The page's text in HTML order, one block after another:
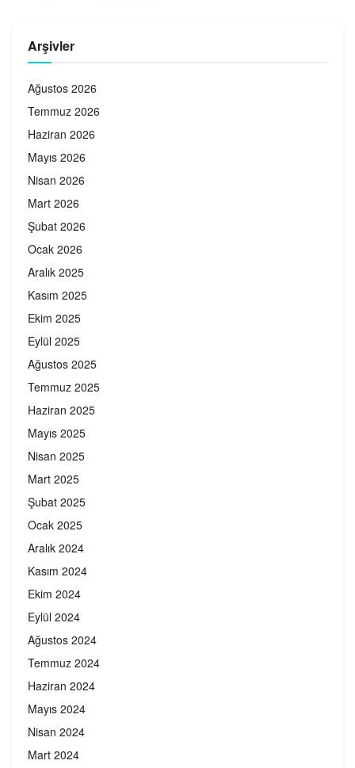
Arşivler
Ağustos 2026
Temmuz 2026
Haziran 2026
Mayıs 2026
Nisan 2026
Mart 2026
Şubat 2026
Ocak 2026
Aralık 2025
Kasım 2025
Ekim 2025
Eylül 2025
Ağustos 2025
Temmuz 2025
Haziran 2025
Mayıs 2025
Nisan 2025
Mart 2025
Şubat 2025
Ocak 2025
Aralık 2024
Kasım 2024
Ekim 2024
Eylül 2024
Ağustos 2024
Temmuz 2024
Haziran 2024
Mayıs 2024
Nisan 2024
Mart 2024